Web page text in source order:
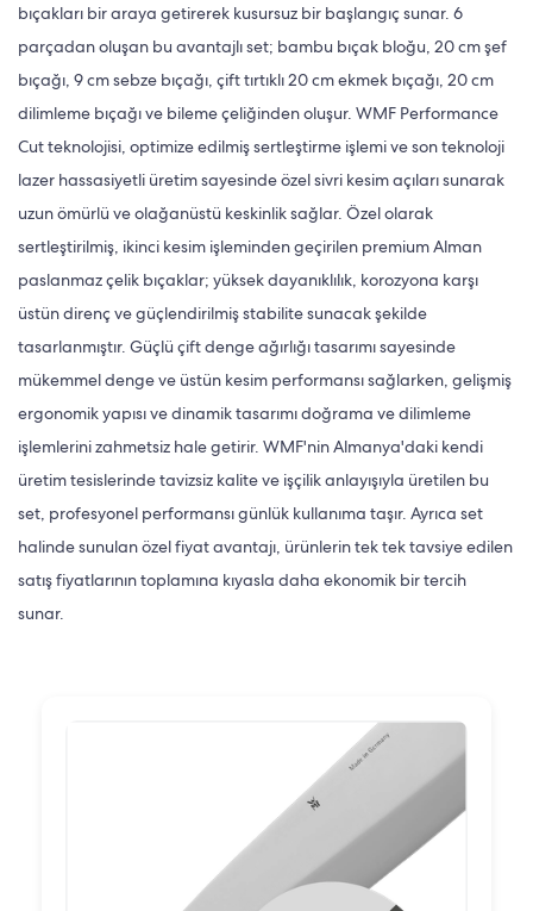
bıçakları bir araya getirerek kusursuz bir başlangıç sunar. 6
parçadan oluşan bu avantajlı set; bambu bıçak bloğu, 20 cm şef
bıçağı, 9 cm sebze bıçağı, çift tırtıklı 20 cm ekmek bıçağı, 20 cm
dilimleme bıçağı ve bileme çeliğinden oluşur. WMF Performance
Cut teknolojisi, optimize edilmiş sertleştirme işlemi ve son teknoloji
lazer hassasiyetli üretim sayesinde özel sivri kesim açıları sunarak
uzun ömürlü ve olağanüstü keskinlik sağlar. Özel olarak
sertleştirilmiş, ikinci kesim işleminden geçirilen premium Alman
paslanmaz çelik bıçaklar; yüksek dayanıklılık, korozyona karşı
üstün direnç ve güçlendirilmiş stabilite sunacak şekilde
tasarlanmıştır. Güçlü çift denge ağırlığı tasarımı sayesinde
mükemmel denge ve üstün kesim performansı sağlarken, gelişmiş
ergonomik yapısı ve dinamik tasarımı doğrama ve dilimleme
işlemlerini zahmetsiz hale getirir. WMF'nin Almanya'daki kendi
üretim tesislerinde tavizsiz kalite ve işçilik anlayışıyla üretilen bu
set, profesyonel performansı günlük kullanıma taşır. Ayrıca set
halinde sunulan özel fiyat avantajı, ürünlerin tek tek tavsiye edilen
satış fiyatlarının toplamına kıyasla daha ekonomik bir tercih
sunar.